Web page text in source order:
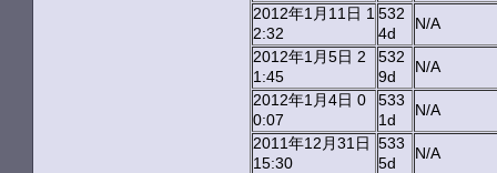
2012年1月11日 1
2:32
532
4d
N/A
2012年1月5日 2
1:45
532
9d
N/A
2012年1月4日 0
0:07
533
1d
N/A
2011年12月31日
15:30
533
5d
N/A